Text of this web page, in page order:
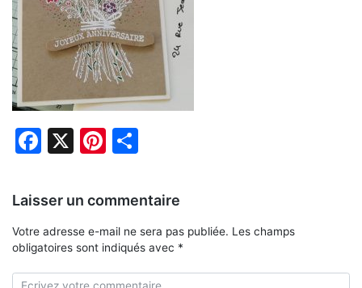
Facebook
X Pinterest
Laisser un commentaire
Votre adresse e-mail ne sera pas publiée. Les champs
obligatoires sont indiqués avec *